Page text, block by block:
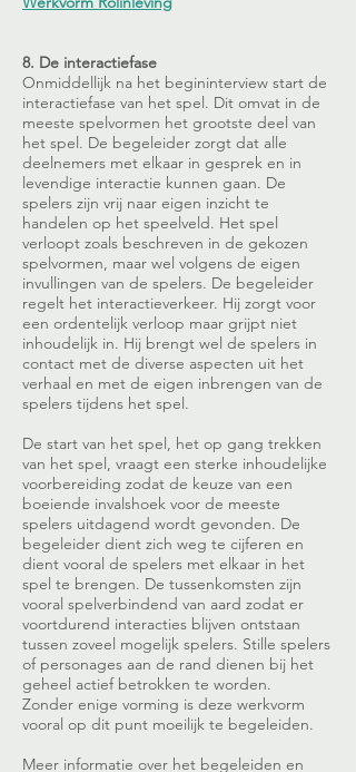
8. De interactiefase
Onmiddellijk na het begininterview start de
interactiefase van het spel. Dit omvat in de
meeste spelvormen het grootste deel van
het spel. De begeleider zorgt dat alle
deelnemers met elkaar in gesprek en in
levendige interactie kunnen gaan. De
spelers zijn vrij naar eigen inzicht te
handelen op het speelveld. Het spel
verloopt zoals beschreven in de gekozen
spelvormen, maar wel volgens de eigen
invullingen van de spelers. De begeleider
regelt het interactieverkeer. Hij zorgt voor
een ordentelijk verloop maar grijpt niet
inhoudelijk in. Hij brengt wel de spelers in
contact met de diverse aspecten uit het
verhaal en met de eigen inbrengen van de
spelers tijdens het spel.
De start van het spel, het op gang trekken
van het spel, vraagt een sterke inhoudelijke
voorbereiding zodat de keuze van een
boeiende invalshoek voor de meeste
spelers uitdagend wordt gevonden. De
begeleider dient zich weg te cijferen en
dient vooral de spelers met elkaar in het
spel te brengen. De tussenkomsten zijn
vooral spelverbindend van aard zodat er
voortdurend interacties blijven ontstaan
tussen zoveel mogelijk spelers. Stille spelers
of personages aan de rand dienen bij het
geheel actief betrokken te worden.
Zonder enige vorming is deze werkvorm
vooral op dit punt moeilijk te begeleiden.
Meer informatie over het begeleiden en